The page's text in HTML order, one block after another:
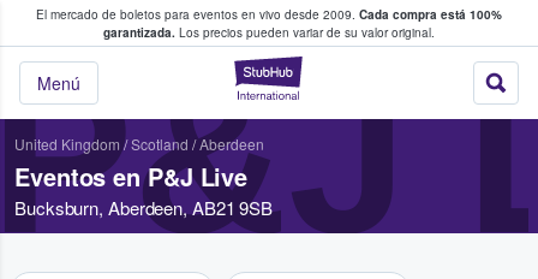
El mercado de boletos para eventos en vivo desde 2009. Cada compra está 100%
garantizada. Los precios pueden variar de su valor original.
StubHub: donde
Menú
fans compran y venden boletos
United Kingdom /Scotland /Aberdeen
Eventos en P&J Live
Bucksburn, Aberdeen, AB21 9SB